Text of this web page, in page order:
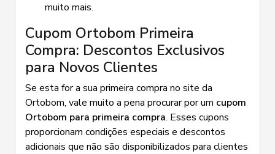
muito mais.
Cupom Ortobom Primeira
Compra: Descontos Exclusivos
para Novos Clientes
Se esta for a sua primeira compra no site da
Ortobom, vale muito a pena procurar por um cupom
Ortobom para primeira compra. Esses cupons
proporcionam condições especiais e descontos
adicionais que não são disponibilizados para clientes